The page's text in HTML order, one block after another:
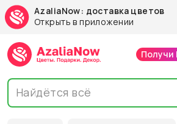
AzaliaNow: доставка цветов
Открыть в приложении
Получи